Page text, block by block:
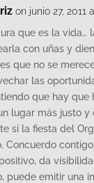
on junio 27, 2011
que es la vida…
con uñas y
que no se
las
que hay que
lugar más justo y
si la fiesta del
Concuerdo
da
puede emitir una